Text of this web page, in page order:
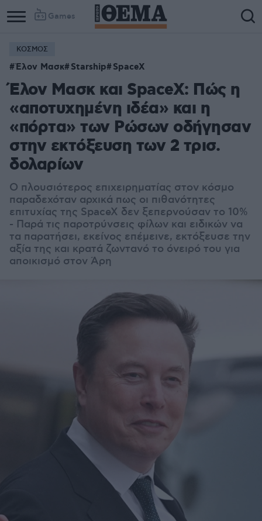
Games
ΚΟΣΜΟΣ
Έλον Μασκ Starship SpaceX
Έλον Μασκ και SpaceX: Πώς η
«αποτυχημένη ιδέα» και η
«πόρτα» των Ρώσων οδήγησαν
στην εκτόξευση των 2 τρισ.
δολαρίων
Ο πλουσιότερος επιχειρηματίας στον κόσμο
παραδεχόταν αρχικά πως οι πιθανότητες
επιτυχίας της SpaceX δεν ξεπερνούσαν το 10%
- Παρά τις παροτρύνσεις φίλων και ειδικών να
τα παρατήσει, εκείνος επέμεινε, εκτόξευσε την
αξία της και κρατά ζωντανό το όνειρό του για
αποικισμό στον Άρη